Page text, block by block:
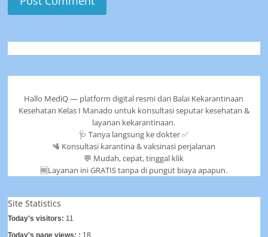
Hallo MediQ — platform digital resmi dari Balai Kekarantinaan
Kesehatan Kelas I Manado untuk konsultasi seputar kesehatan &
layanan kekarantinaan.
🩺 Tanya langsung ke dokter ✅
🛂 Konsultasi karantina & vaksinasi perjalanan
💬 Mudah, cepat, tinggal klik
🆓Layanan ini GRATIS tanpa di pungut biaya apapun.
Site Statistics
Today's visitors: 11